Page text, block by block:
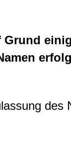
des